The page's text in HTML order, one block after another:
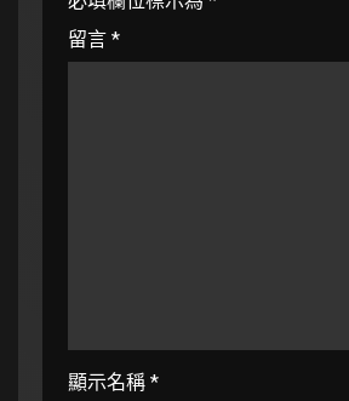
留言 *
顯示名稱 *